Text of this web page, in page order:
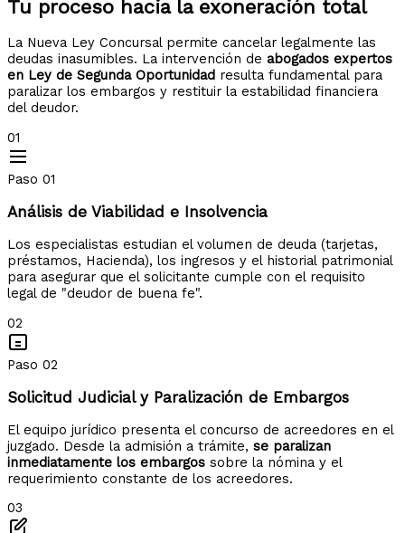
Tu proceso hacia la exoneración total
La Nueva Ley Concursal permite cancelar legalmente las
deudas inasumibles. La intervención de abogados expertos
en Ley de Segunda Oportunidad resulta fundamental para
paralizar los embargos y restituir la estabilidad financiera
del deudor.
01
Paso 01
Análisis de Viabilidad e Insolvencia
Los especialistas estudian el volumen de deuda (tarjetas,
préstamos, Hacienda), los ingresos y el historial patrimonial
para asegurar que el solicitante cumple con el requisito
legal de "deudor de buena fe".
02
Paso 02
Solicitud Judicial y Paralización de Embargos
El equipo jurídico presenta el concurso de acreedores en el
juzgado. Desde la admisión a trámite, se paralizan
inmediatamente los embargos sobre la nómina y el
requerimiento constante de los acreedores.
03